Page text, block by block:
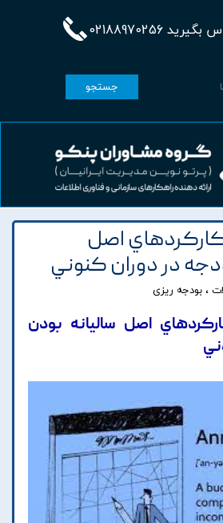
02188970256
جستجو
اصل
در دوران کنوني
، بودجه ریزی
اصل ساليانه بودن